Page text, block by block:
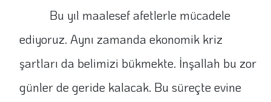
Bu yıl maalesef afetlerle mücadele
ediyoruz. Aynı zamanda ekonomik kriz
şartları da belimizi bükmekte. İnşallah bu zor
günler de geride kalacak. Bu süreçte evine